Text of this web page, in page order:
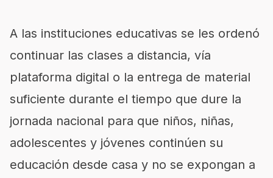
A las instituciones educativas se les ordenó
continuar las clases a distancia, vía
plataforma digital o la entrega de material
suficiente durante el tiempo que dure la
jornada nacional para que niños, niñas,
adolescentes y jóvenes continúen su
educación desde casa y no se expongan a